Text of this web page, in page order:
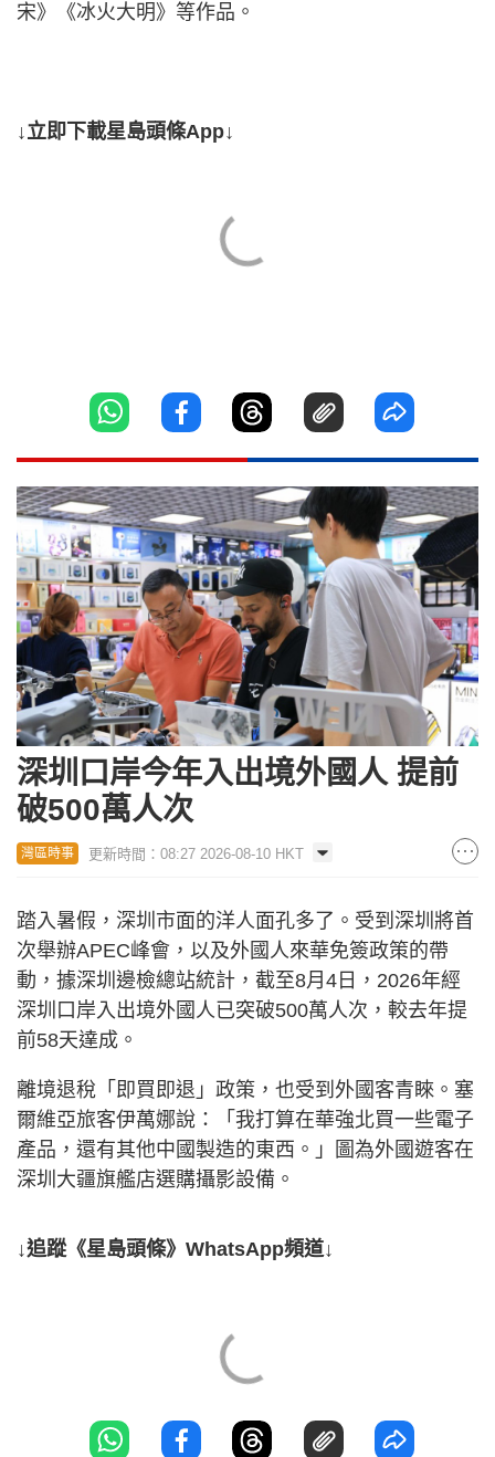
宋》《冰火大明》等作品。
↓立即下載星島頭條App↓
深圳口岸今年入出境外國人 提前
破500萬人次
灣區時事 更新時間：08:27 2026-08-10 HKT
踏入暑假，深圳市面的洋人面孔多了。受到深圳將首
次舉辦APEC峰會，以及外國人來華免簽政策的帶
動，據深圳邊檢總站統計，截至8月4日，2026年經
深圳口岸入出境外國人已突破500萬人次，較去年提
前58天達成。
離境退稅「即買即退」政策，也受到外國客青睞。塞
爾維亞旅客伊萬娜說：「我打算在華強北買一些電子
產品，還有其他中國製造的東西。」圖為外國遊客在
深圳大疆旗艦店選購攝影設備。
↓追蹤《星島頭條》WhatsApp頻道↓